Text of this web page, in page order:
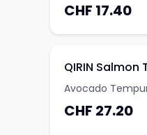
CHF 17.40
QIRIN
Avocado
CHF 27.20